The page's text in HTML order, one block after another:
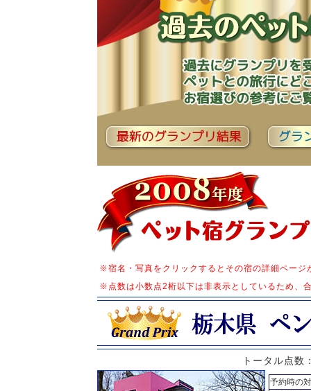
※宿名・写真をクリックするとその宿の詳細ページ
※点数は小数点2桁以下は非表示としているため、
トータル点数
予約時の